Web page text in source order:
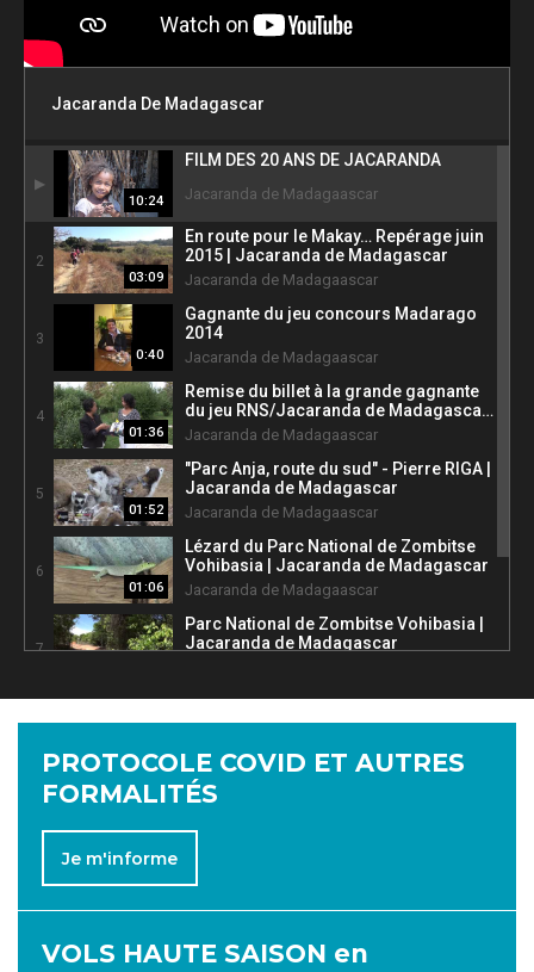
Jacaranda De Madagascar
1
10:24
FILM DES 20 ANS DE JACARANDA
Jacaranda de Madagaascar
2
03:09
En route pour le Makay… Repérage juin
2015 | Jacaranda de Madagascar
Jacaranda de Madagaascar
3
0:40
Gagnante du jeu concours Madarago
2014
Jacaranda de Madagaascar
4
01:36
Remise du billet à la grande gagnante
du jeu RNS/Jacaranda de Madagascar
2013
Jacaranda de Madagaascar
5
01:52
"Parc Anja, route du sud" - Pierre RIGA |
Jacaranda de Madagascar
Jacaranda de Madagaascar
6
01:06
Lézard du Parc National de Zombitse
Vohibasia | Jacaranda de Madagascar
Jacaranda de Madagaascar
7
Parc National de Zombitse Vohibasia |
Jacaranda de Madagascar
8
Circuit "Jaune" - La RN7 (Isalo) |
Jacaranda de Madagascar
PROTOCOLE COVID ET AUTRES
FORMALITÉS
Je m'informe
VOLS HAUTE SAISON en